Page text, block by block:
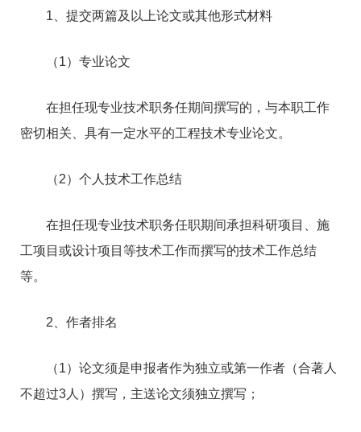
1、提交两篇及以上论文或其他形式材料
（1）专业论文
在担任现专业技术职务任期间撰写的，与本职工作
密切相关、具有一定水平的工程技术专业论文。
（2）个人技术工作总结
在担任现专业技术职务任职期间承担科研项目、施
工项目或设计项目等技术工作而撰写的技术工作总结
等。
2、作者排名
（1）论文须是申报者作为独立或第一作者（合著人
不超过3人）撰写，主送论文须独立撰写；